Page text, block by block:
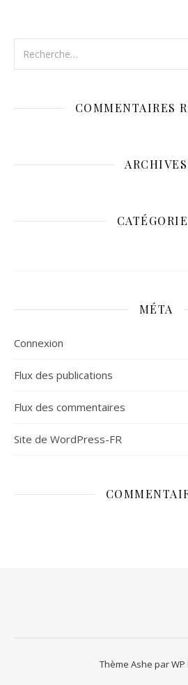
COMMENTAIRES
ARCHIVES
MÉTA
Connexion
Flux des publications
Flux des commentaires
Site de WordPress-FR
Thème Ashe parWP